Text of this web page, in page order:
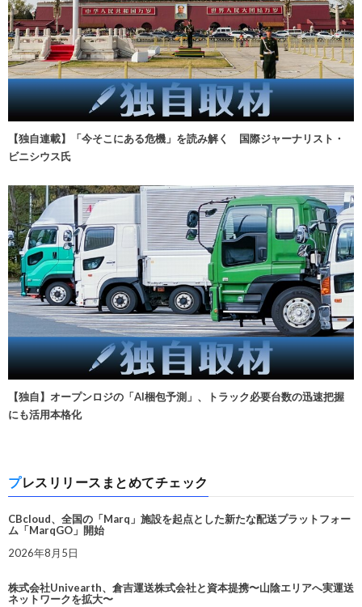
【独自連載】「今そこにある危機」を読み解く 国際ジャーナリスト・
ビニシウス氏
【独自】オープンロジの「AI梱包予測」、トラック必要台数の迅速把握
にも活用本格化
プレスリリースまとめてチェック
CBcloud、全国の「Marq」施設を起点とした新たな配送プラットフォー
ム「MarqGO」開始
2026年8月5日
株式会社Univearth、倉吉運送株式会社と資本提携〜山陰エリアへ実運送
ネットワークを拡大〜